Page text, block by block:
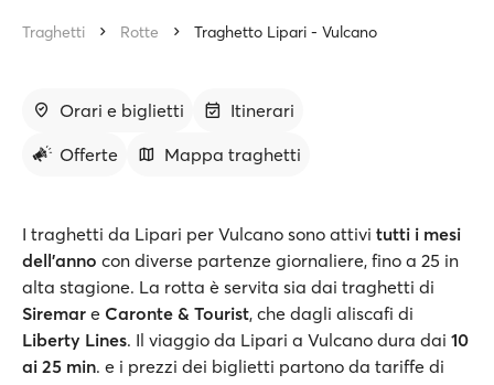
Traghetti Rotte Traghetto Lipari - Vulcano
Orari e biglietti
Itinerari
Offerte
Mappa traghetti
I traghetti da Lipari per Vulcano sono attivi tutti i mesi
dell’anno con diverse partenze giornaliere, fino a 25 in
alta stagione. La rotta è servita sia dai traghetti di
Siremar e Caronte & Tourist, che dagli aliscafi di
Liberty Lines. Il viaggio da Lipari a Vulcano dura dai 10
ai 25 min. e i prezzi dei biglietti partono da tariffe di